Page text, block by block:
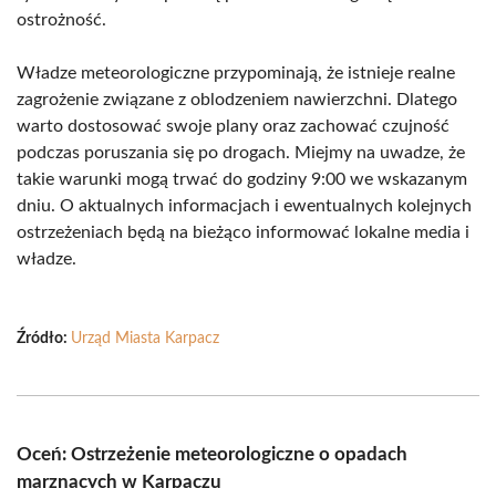
ostrożność.
Władze meteorologiczne przypominają, że istnieje realne
zagrożenie związane z oblodzeniem nawierzchni. Dlatego
warto dostosować swoje plany oraz zachować czujność
podczas poruszania się po drogach. Miejmy na uwadze, że
takie warunki mogą trwać do godziny 9:00 we wskazanym
dniu. O aktualnych informacjach i ewentualnych kolejnych
ostrzeżeniach będą na bieżąco informować lokalne media i
władze.
Źródło: Urząd Miasta Karpacz
Oceń: Ostrzeżenie meteorologiczne o opadach
marznących w Karpaczu